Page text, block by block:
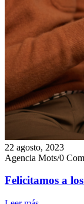
22 agosto, 2023
Agencia Mots/0
Felicitamos a